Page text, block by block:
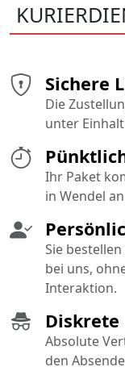
Ihr Paket
in Wendel
Sichere
Die
unter
Diskrete
Absolute
den
Sie
bei uns,
Interaktion.